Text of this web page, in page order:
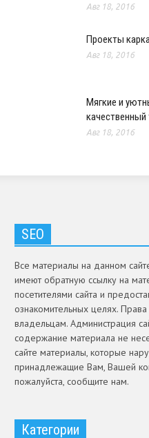
Авг 18, 2016
Проекты
Авг 18, 2016
Мягкие и
Авг 18, 2016
SEO
Все материалы на данном
имеют обратную ссылку на
посетителями сайта и
ознакомительных целях.
владельцам. Администрация
содержание материала не
сайте материалы, которые
принадлежащие Вам, Вашей
пожалуйста, сообщите нам.
Категории